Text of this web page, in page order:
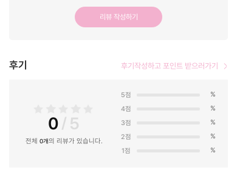
리뷰 작성하기
후기 후기작성하고 포인트 받으러가기
0 / 5
전체 0개의 리뷰가 있습니다.
5점
%
4점
%
3점
%
2점
%
1점
%